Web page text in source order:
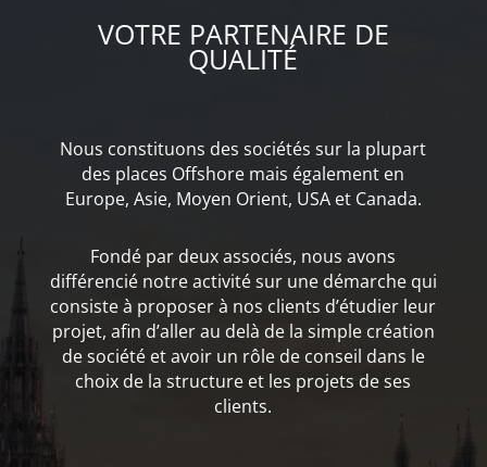
VOTRE PARTENAIRE DE
QUALITÉ
Nous constituons des sociétés sur la plupart
des places Offshore mais également en
Europe, Asie, Moyen Orient, USA et Canada.
Fondé par deux associés, nous avons
différencié notre activité sur une démarche qui
consiste à proposer à nos clients d’étudier leur
projet, afin d’aller au delà de la simple création
de société et avoir un rôle de conseil dans le
choix de la structure et les projets de ses
clients.